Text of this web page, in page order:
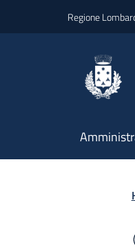
Regione